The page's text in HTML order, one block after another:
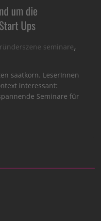
um die
Ups
seminare,
saatkorn. LeserInnen
interessant:
Seminare für